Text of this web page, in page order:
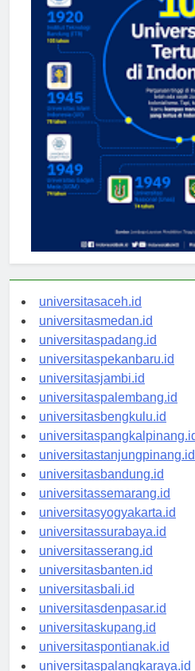
universitasaceh.id
universitasmedan.id
universitaspadang.id
universitaspekanbaru.id
universitasjambi.id
universitaspalembang.id
universitasbengkulu.id
universitaspangkalpinang.id
universitastanjungpinang.id
universitasbandung.id
universitassemarang.id
universitasyogyakarta.id
universitassurabaya.id
universitasserang.id
universitasbanten.id
universitasbali.id
universitasdenpasar.id
universitaskupang.id
universitaspontianak.id